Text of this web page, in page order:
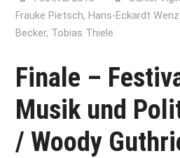
Frauke Pietsch, Hans-Eckardt
Becker, Tobias Thiele
Finale –
Musik und
/ Woody